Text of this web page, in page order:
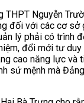
Nguyễn
đối với các cơ sở
lý phải có trình
đổi mới tư duy
cao năng lực và
sứ mệnh mà